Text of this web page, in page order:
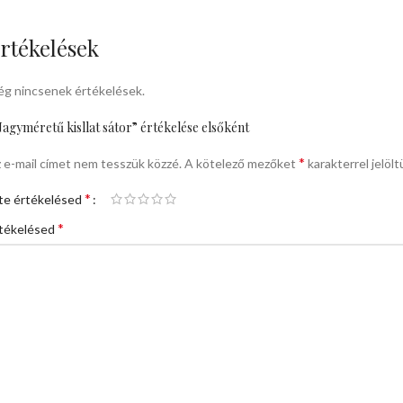
nincsenek értékelések.
kisllat sátor” értékelése elsőként
e-mail címet nem tesszük közzé. A kötelező mezőket * karakterrel
értékelésed *
*